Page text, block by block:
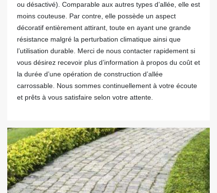
ou désactivé). Comparable aux autres types d’allée, elle est
moins couteuse. Par contre, elle possède un aspect
décoratif entièrement attirant, toute en ayant une grande
résistance malgré la perturbation climatique ainsi que
l’utilisation durable. Merci de nous contacter rapidement si
vous désirez recevoir plus d’information à propos du coût et
la durée d’une opération de construction d’allée
carrossable. Nous sommes continuellement à votre écoute
et prêts à vous satisfaire selon votre attente.